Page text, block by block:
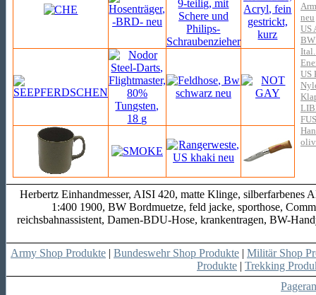
neu
US
BW
US
oliv
Herbertz Einhandmesser, AISI 420, matte Klinge,
1:400 1900, BW Bordmuetze, feld jacke, sporthose,
reichsbahnassistent, Damen-BDU-Hose, krankentragen, BW-
Army Shop Produkte | Bundeswehr Shop Produkte | Militär Shop
Produkte | Trekking